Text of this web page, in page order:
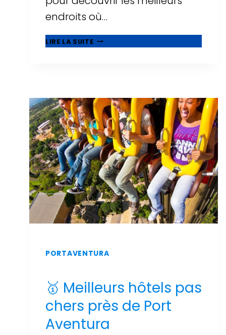
endroits où…
LIRE LA SUITE21
MEILLEURS
ADAPTÉS
AUX
BÉBÉS
ET
AUX
TOUT-
PETITS
PORTAVENTURA
🥇 Meilleurs hôtels pas
chers près de Port
Aventura